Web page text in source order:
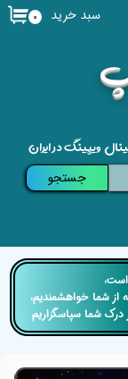
۰ سبد خرید
ویپینگ در ایران
جستجو
از شما خواهشمندیم،
شما سپاسگزاریم